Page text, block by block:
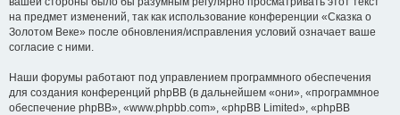
на предмет изменений, так как использование конференции «Сказка о
Золотом Веке» после обновления/исправления условий означает ваше
согласие с ними.
Наши форумы работают под управлением программного обеспечения
для создания конференций phpBB (в дальнейшем «они», «программное
обеспечение phpBB», «www.phpbb.com», «phpBB Limited», «phpBB